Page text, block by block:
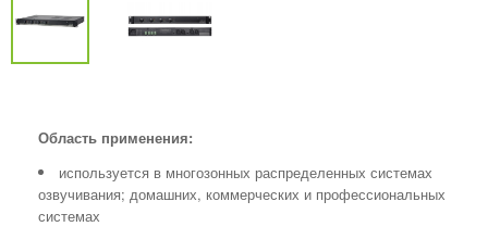
Область применения:
используется в многозонных распределенных системах
озвучивания; домашних, коммерческих и профессиональных
системах